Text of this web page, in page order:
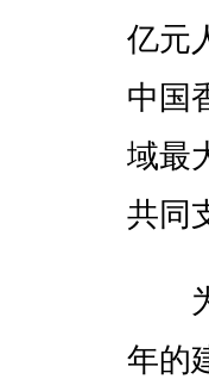
亿元
中国
域最
共同
为
年的